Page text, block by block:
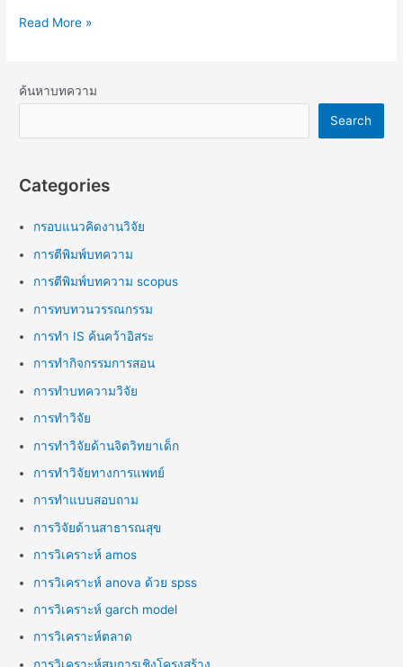
Read More »
ค้นหาบทความ
Search
Categories
กรอบแนวคิดงานวิจัย
การตีพิมพ์บทความ
การตีพิมพ์บทความ scopus
การทบทวนวรรณกรรม
การทำ IS ค้นคว้าอิสระ
การทำกิจกรรมการสอน
การทำบทความวิจัย
การทำวิจัย
การทำวิจัยด้านจิตวิทยาเด็ก
การทำวิจัยทางการแพทย์
การทำแบบสอบถาม
การวิจัยด้านสาธารณสุข
การวิเคราะห์ amos
การวิเคราะห์ anova ด้วย spss
การวิเคราะห์ garch model
การวิเคราะห์ตลาด